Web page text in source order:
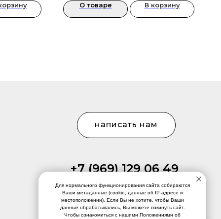
О товаре В корзину
Для нормального функционирования сайта собираются
Ваши метаданные (cookie, данные об IP-адресе и
местоположении). Если Вы не хотите, чтобы Ваши
данные обрабатывались, Вы можете покинуть сайт.
Чтобы ознакомиться с нашими Положениями об
+7 (969) 129 06 49
написать нам